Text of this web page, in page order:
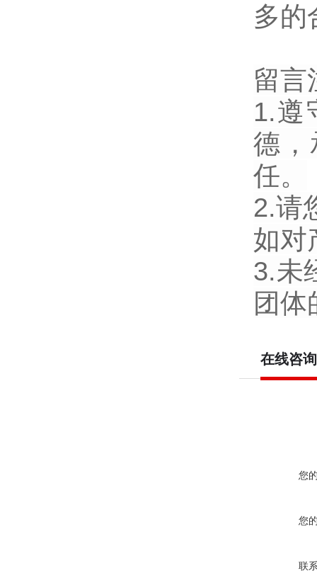
多的
留言
1.遵
德，
任。
2.请
如对
3.未
团
在线咨询
您
您
联